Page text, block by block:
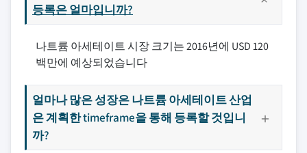
등록은 얼마입니까?
나트륨 아세테이트 시장 크기는 2016년에 USD 120
백만에 예상되었습니다
얼마나 많은 성장은 나트륨 아세테이트 산업
은 계획한 timeframe을 통해 등록할 것입니
까?